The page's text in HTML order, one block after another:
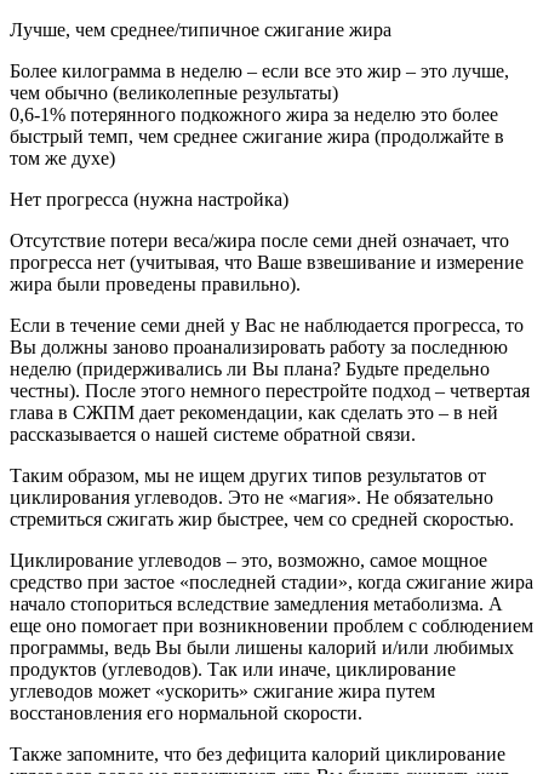
Лучше, чем среднее/типичное сжигание жира
Более килограмма в неделю – если все это жир – это лучше,
чем обычно (великолепные результаты)
0,6-1% потерянного подкожного жира за неделю это более
быстрый темп, чем среднее сжигание жира (продолжайте в
том же духе)
Нет прогресса (нужна настройка)
Отсутствие потери веса/жира после семи дней означает, что
прогресса нет (учитывая, что Ваше взвешивание и измерение
жира были проведены правильно).
Если в течение семи дней у Вас не наблюдается прогресса, то
Вы должны заново проанализировать работу за последнюю
неделю (придерживались ли Вы плана? Будьте предельно
честны). После этого немного перестройте подход – четвертая
глава в СЖПМ дает рекомендации, как сделать это – в ней
рассказывается о нашей системе обратной связи.
Таким образом, мы не ищем других типов результатов от
циклирования углеводов. Это не «магия». Не обязательно
стремиться сжигать жир быстрее, чем со средней скоростью.
Циклирование углеводов – это, возможно, самое мощное
средство при застое «последней стадии», когда сжигание жира
начало стопориться вследствие замедления метаболизма. А
еще оно помогает при возникновении проблем с соблюдением
программы, ведь Вы были лишены калорий и/или любимых
продуктов (углеводов). Так или иначе, циклирование
углеводов может «ускорить» сжигание жира путем
восстановления его нормальной скорости.
Также запомните, что без дефицита калорий циклирование